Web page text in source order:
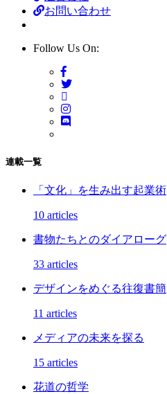
お問い合わせ
Follow Us On:
連載一覧
「文化」を生み出す起業術
10 articles
書物たちとのダイアローグ
33 articles
デザインをめぐる往復書簡
11 articles
メディアの未来を探る
15 articles
花道の哲学